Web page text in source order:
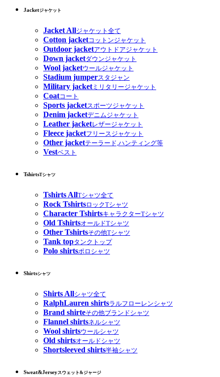
Jacketジャケット
Jacket Allジャケット全て
Cotton jacketコットンジャケット
Outdoor jacketアウトドアジャケット
Down jacketダウンジャケット
Wool jacketウールジャケット
Stadium jumperスタジャン
Military jacketミリタリージャケット
Coatコート
Sports jacketスポーツジャケット
Denim jacketデニムジャケット
Leather jacketレザージャケット
Fleece jacketフリースジャケット
Other jacketテーラード,ハンティング等
Vestベスト
TshirtsTシャツ
Tshirts AllTシャツ全て
Rock TshirtsロックTシャツ
Character TshirtsキャラクターTシャツ
Old TshirtsオールドTシャツ
Other Tshirtsその他Tシャツ
Tank topタンクトップ
Polo shirtsポロシャツ
Shirtsシャツ
Shirts Allシャツ全て
RalphLauren shirtsラルフローレンシャツ
Brand shirteその他ブランドシャツ
Flannel shirtsネルシャツ
Wool shirtsウールシャツ
Old shirtsオールドシャツ
Shortsleeved shirts半袖シャツ
Sweat&Jerseyスウェット&ジャージ